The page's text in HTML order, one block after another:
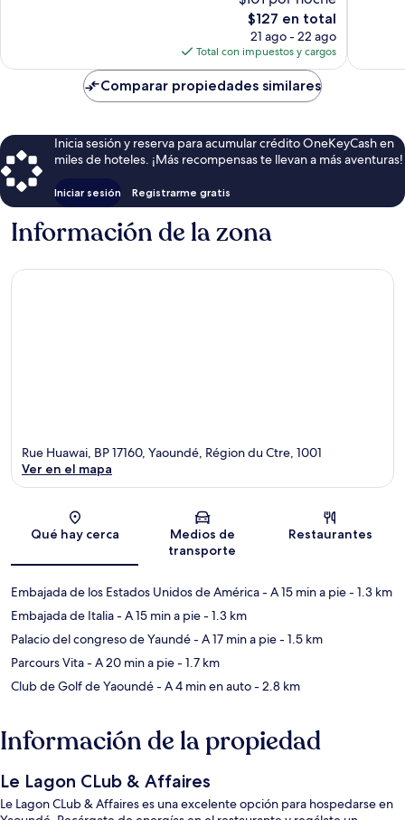
El
precio
actual
es
de
$127
$127 en total
21 ago - 22 ago
Total con impuestos y cargos
Comparar propiedades similares
Inicia sesión y reserva para acumular crédito OneKeyCash en
miles de hoteles. ¡Más recompensas te llevan a más aventuras!
Iniciar sesión Registrarme gratis
Información de la zona
Sección del mapa
Rue Huawai, BP 17160, Yaoundé, Région du Ctre, 1001
Ver en el mapa
Qué hay cerca
Medios de
transporte
Restaurantes
Embajada de los Estados Unidos de América- A 15 min a pie- 1.3 km
Embajada de Italia- A 15 min a pie- 1.3 km
Palacio del congreso de Yaundé- A 17 min a pie- 1.5 km
Parcours Vita- A 20 min a pie- 1.7 km
Club de Golf de Yaoundé- A 4 min en auto- 2.8 km
Información de la propiedad
Le Lagon CLub & Affaires
Le Lagon CLub & Affaires es una excelente opción para hospedarse en